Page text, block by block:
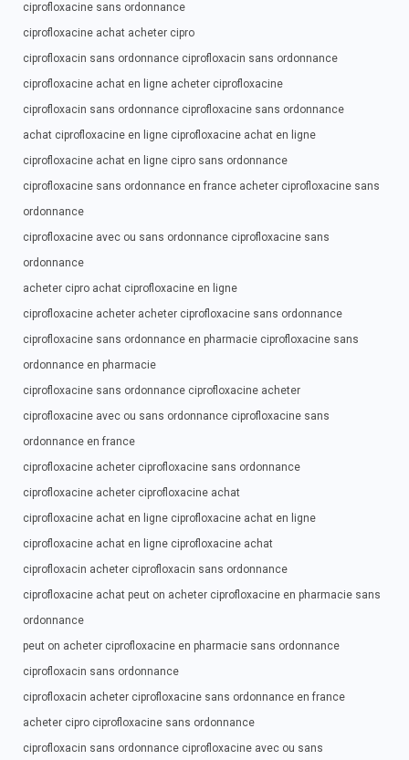
ciprofloxacine sans ordonnance
ciprofloxacine achat acheter cipro
ciprofloxacin sans ordonnance ciprofloxacin sans ordonnance
ciprofloxacine achat en ligne acheter ciprofloxacine
ciprofloxacin sans ordonnance ciprofloxacine sans ordonnance
achat ciprofloxacine en ligne ciprofloxacine achat en ligne
ciprofloxacine achat en ligne cipro sans ordonnance
ciprofloxacine sans ordonnance en france acheter ciprofloxacine sans
ordonnance
ciprofloxacine avec ou sans ordonnance ciprofloxacine sans
ordonnance
acheter cipro achat ciprofloxacine en ligne
ciprofloxacine acheter acheter ciprofloxacine sans ordonnance
ciprofloxacine sans ordonnance en pharmacie ciprofloxacine sans
ordonnance en pharmacie
ciprofloxacine sans ordonnance ciprofloxacine acheter
ciprofloxacine avec ou sans ordonnance ciprofloxacine sans
ordonnance en france
ciprofloxacine acheter ciprofloxacine sans ordonnance
ciprofloxacine acheter ciprofloxacine achat
ciprofloxacine achat en ligne ciprofloxacine achat en ligne
ciprofloxacine achat en ligne ciprofloxacine achat
ciprofloxacin acheter ciprofloxacin sans ordonnance
ciprofloxacine achat peut on acheter ciprofloxacine en pharmacie sans
ordonnance
peut on acheter ciprofloxacine en pharmacie sans ordonnance
ciprofloxacin sans ordonnance
ciprofloxacin acheter ciprofloxacine sans ordonnance en france
acheter cipro ciprofloxacine sans ordonnance
ciprofloxacin sans ordonnance ciprofloxacine avec ou sans